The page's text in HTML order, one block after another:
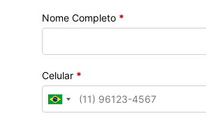
Nome Completo *
Celular *